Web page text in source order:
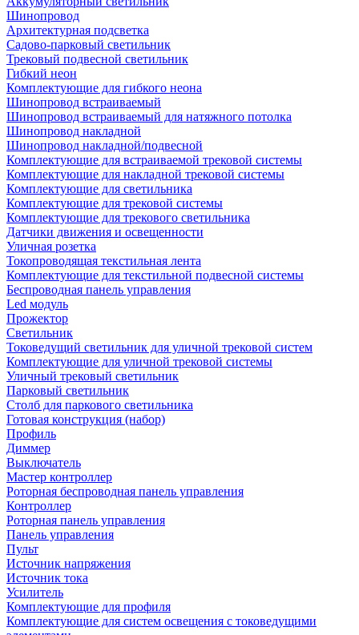
Шинопровод
Архитектурная подсветка
Садово-парковый светильник
Трековый подвесной светильник
Гибкий неон
Комплектующие для гибкого неона
Шинопровод встраиваемый
Шинопровод встраиваемый для натяжного потолка
Шинопровод накладной
Шинопровод накладной/подвесной
Комплектующие для встраиваемой трековой системы
Комплектующие для накладной трековой системы
Комплектующие для светильника
Комплектующие для трековой системы
Комплектующие для трекового светильника
Датчики движения и освещенности
Уличная розетка
Токопроводящая текстильная лента
Комплектующие для текстильной подвесной системы
Беспроводная панель управления
Led модуль
Прожектор
Светильник
Токоведущий светильник для уличной трековой систем
Комплектующие для уличной трековой системы
Уличный трековый светильник
Парковый светильник
Столб для паркового светильника
Готовая конструкция (набор)
Профиль
Диммер
Выключатель
Мастер контроллер
Роторная беспроводная панель управления
Контроллер
Роторная панель управления
Панель управления
Пульт
Источник напряжения
Источник тока
Усилитель
Комплектующие для профиля
Комплектующие для систем освещения с токоведущими